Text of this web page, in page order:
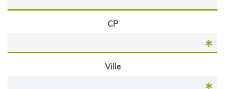
CP
Ville